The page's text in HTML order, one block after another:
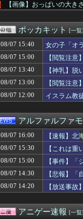
【画像】おっぱいの大き
【事実陳列罪】X民「こ
【動画】こういう貧乳の
【悲報】クロちゃん、と
【エロ漫画】「とろぷっ
【画像】70年代の漫画、
長瀬智也がスネハラを謝
韓国人「その衝撃的な見
【画像】福井県警初の女
※「スパロボはウィンキ
友達とPCで遊んでるんだ
【福岡】3年間で2億
火拳のエース「やめとけ
【動画】手術中に熊本地
渡邊渚さん「私がPTSD
【ウマ娘】ステゴドリジ
鈴代紗弓さん、太くて長
『暗黒騎士ガイア』って
本気でパチンコを流行ら
【にじさんじ】サロメち
今年のサンマは少なく小
ポッカキット [一覧]
08/07 15:40
女の子「オ
08/07 15:00
【閲覧注
08/07 13:40
【神乳】
08/07 13:00
【閲覧注
08/07 12:00
イスラム教
アルファルファ
08/07 16:00
【速報】
08/07 15:30
【これは
08/07 15:00
【事件】
08/07 14:30
【悲報】
08/07 14:20
【放送事
アニゲー速報 [一覧]